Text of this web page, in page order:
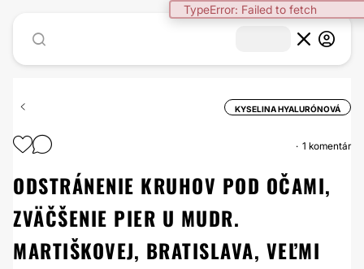
TypeError: Failed to fetch
KYSELINA HYALURÓNOVÁ
1 komentár
ODSTRÁNENIE KRUHOV POD OČAMI,
ZVÄČŠENIE PIER U MUDR.
MARTIŠKOVEJ, BRATISLAVA, VEĽMI